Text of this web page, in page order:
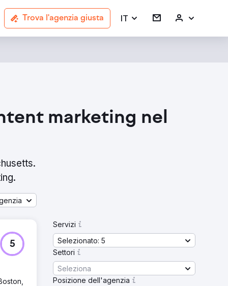
Trova l'agenzia giusta IT
marketing nel
5
Servizi
Selezionato: 5
Settori
Seleziona
Posizione dell'agenzia